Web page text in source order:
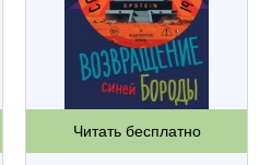
Читать бесплатно